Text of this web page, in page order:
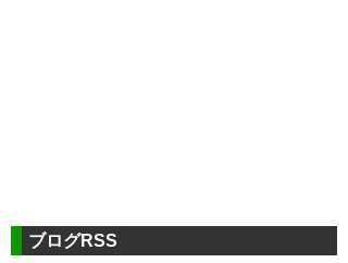
これまでの対アジアは引かれてボール持
たされて本来やりたいサッカーが出来な
ブログRSS